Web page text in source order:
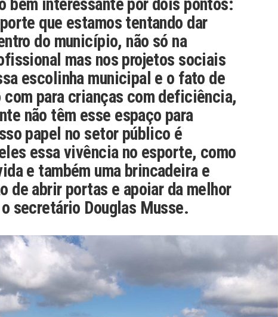
bem interessante por dois pontos:
que estamos tentando dar
do município, não só na
mas nos projetos sociais
escolinha municipal e o fato de
com para crianças com deficiência,
não têm esse espaço para
papel no setor público é
essa vivência no esporte, como
e também uma brincadeira e
de abrir portas e apoiar da melhor
secretário Douglas Musse.